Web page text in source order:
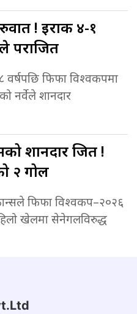
! इराक ४-१
पराजित
वर्षपछि फिफा विश्वकपमा
नर्वेले शानदार
शानदार जित !
२ गोल
फिफा विश्वकप–२०२६
खेलमा सेनेगलविरुद्ध